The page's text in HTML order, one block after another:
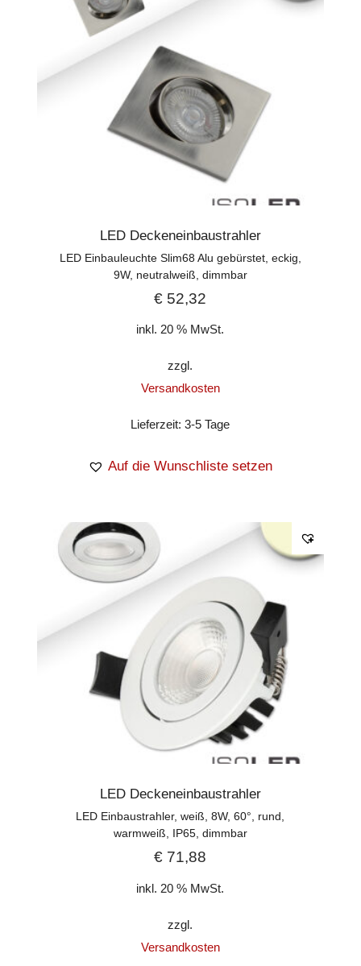
LED Deckeneinbaustrahler
LED Einbauleuchte Slim68 Alu gebürstet, eckig,
9W, neutralweiß, dimmbar
€ 52,32
inkl. 20 % MwSt.
zzgl.
Versandkosten
Lieferzeit:3-5 Tage
Auf die Wunschliste setzen
LED Deckeneinbaustrahler
LED Einbaustrahler, weiß, 8W, 60°, rund,
warmweiß, IP65, dimmbar
€ 71,88
inkl. 20 % MwSt.
zzgl.
Versandkosten